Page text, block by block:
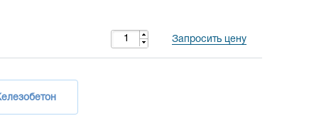
Запросить цену